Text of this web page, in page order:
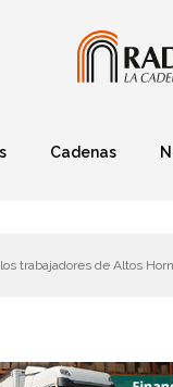
Cadenas
trabajadores de Altos